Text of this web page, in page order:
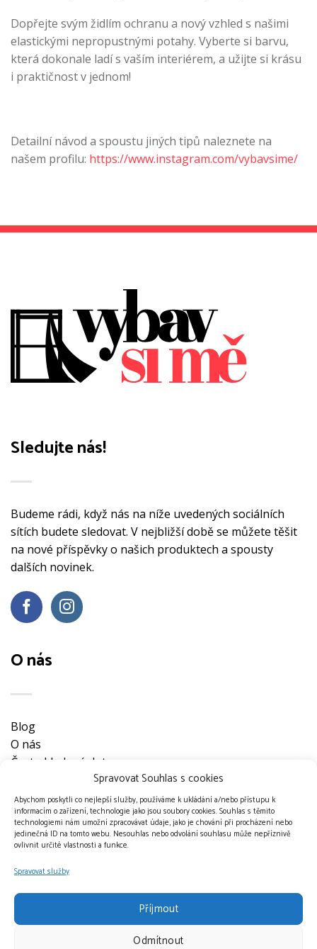
Spravovat Souhlas s cookies
Abychom poskytli co nejlepší služby, používáme k ukládání a/nebo přístupu k
informacím o zařízení, technologie jako jsou soubory cookies. Souhlas s těmito
technologiemi nám umožní zpracovávat údaje, jako je chování při procházení nebo
jedinečná ID na tomto webu. Nesouhlas nebo odvolání souhlasu může nepříznivě
ovlivnit určité vlastnosti a funkce.
Spravovat služby
Příjmout
Odmítnout
Dopřejte svým židlím ochranu a nový vzhled s našimi
elastickými nepropustnými potahy. Vyberte si barvu,
která dokonale ladí s vaším interiérem, a užijte si krásu
i praktičnost v jednom!
Detailní návod a spoustu jiných tipů naleznete na
našem profilu: https://www.instagram.com/vybavsime/
Sledujte nás!
Budeme rádi, když nás na níže uvedených sociálních
sítích budete sledovat. V nejbližší době se můžete těšit
na nové příspěvky o našich produktech a spousty
dalších novinek.
O nás
Blog
O nás
Často kladené dotazy
Obchodní podmínky
Nevyzvednuté objednávky
Ochrana osobních údajů
Doprava a platební metody
Kontakt